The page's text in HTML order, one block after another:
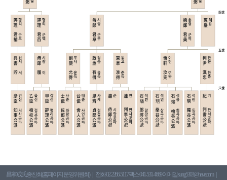
昌寧成氏종친회(홈페이지 운영위원회)
전화 02-2266-5117 팩스 041-531-4669 이메일 sung5303@naver.com